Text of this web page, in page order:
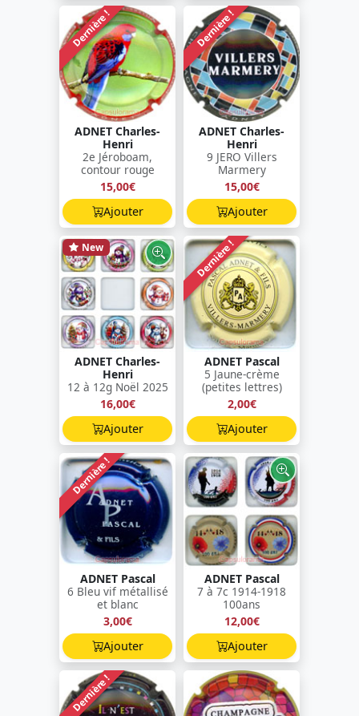
Dernière !
ADNET Charles-
Henri
2e Jéroboam,
contour rouge
15,00€
Ajouter
Dernière !
ADNET Charles-
Henri
9 JERO Villers
Marmery
15,00€
Ajouter
New
ADNET Charles-
Henri
12 à 12g Noël 2025
16,00€
Ajouter
Dernière !
ADNET Pascal
5 Jaune-crème
(petites lettres)
2,00€
Ajouter
Dernière !
ADNET Pascal
6 Bleu vif métallisé
et blanc
3,00€
Ajouter
ADNET Pascal
7 à 7c 1914-1918
100ans
12,00€
Ajouter
Dernière !